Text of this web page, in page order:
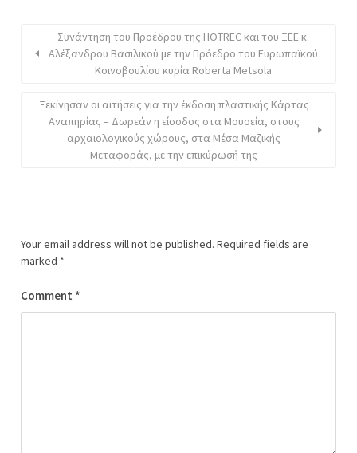
Συνάντηση του Προέδρου της HOTREC και του ΞΕΕ κ.
Αλέξανδρου Βασιλικού με την Πρόεδρο του Ευρωπαϊκού
Κοινοβουλίου κυρία Roberta Metsola
Ξεκίνησαν οι αιτήσεις για την έκδοση πλαστικής Κάρτας
Αναπηρίας – Δωρεάν η είσοδος στα Μουσεία, στους
αρχαιολογικούς χώρους, στα Μέσα Μαζικής
Μεταφοράς, με την επικύρωσή της
Your email address will not be published. Required fields are
marked *
Comment *